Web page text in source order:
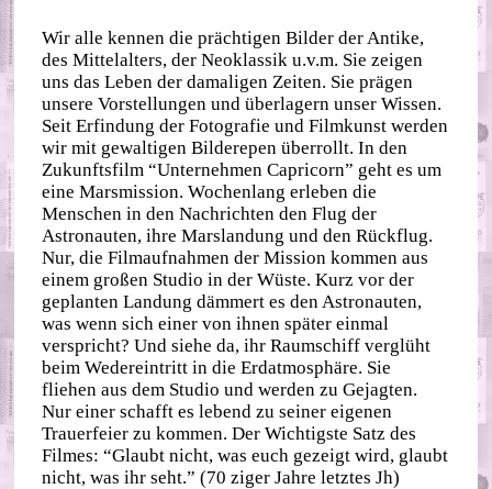
Wir alle kennen die prächtigen Bilder der Antike,
des Mittelalters, der Neoklassik u.v.m. Sie zeigen
uns das Leben der damaligen Zeiten. Sie prägen
unsere Vorstellungen und überlagern unser Wissen.
Seit Erfindung der Fotografie und Filmkunst werden
wir mit gewaltigen Bilderepen überrollt. In den
Zukunftsfilm “Unternehmen Capricorn” geht es um
eine Marsmission. Wochenlang erleben die
Menschen in den Nachrichten den Flug der
Astronauten, ihre Marslandung und den Rückflug.
Nur, die Filmaufnahmen der Mission kommen aus
einem großen Studio in der Wüste. Kurz vor der
geplanten Landung dämmert es den Astronauten,
was wenn sich einer von ihnen später einmal
verspricht? Und siehe da, ihr Raumschiff verglüht
beim Wedereintritt in die Erdatmosphäre. Sie
fliehen aus dem Studio und werden zu Gejagten.
Nur einer schafft es lebend zu seiner eigenen
Trauerfeier zu kommen. Der Wichtigste Satz des
Filmes: “Glaubt nicht, was euch gezeigt wird, glaubt
nicht, was ihr seht.” (70 ziger Jahre letztes Jh)